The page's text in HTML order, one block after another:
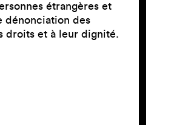
étrangères et
dénonciation des
droits et à leur dignité.